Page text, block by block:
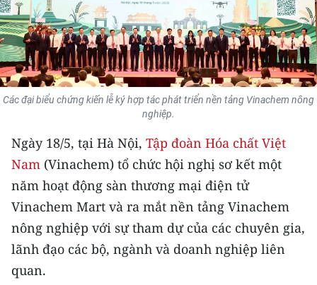
MÔI TRƯỜNG
BẠN ĐỌC
KIỂM CHỨNG THÔNG TIN
54 DÂN TỘC VIỆT NAM
CHƯƠNG TRÌNH OCOP - MỖI XÃ
MỘT SẢN PHẨM
RADIO
Các đại biểu chứng kiến lễ ký hợp tác phát triển nền tảng Vinachem nông
nghiệp.
Ngày 18/5, tại Hà Nội, Tập đoàn Hóa chất Việt
Nam (Vinachem) tổ chức hội nghị sơ kết một
năm hoạt động sàn thương mại điện tử
Vinachem Mart và ra mắt nền tảng Vinachem
nông nghiệp với sự tham dự của các chuyên gia,
lãnh đạo các bộ, ngành và doanh nghiệp liên
quan.